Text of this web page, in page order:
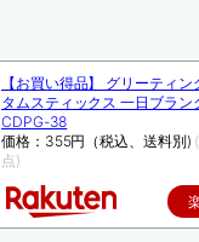
【お買い得品】 グリーティ
タムスティックス 一日ブラン
CDPG-38
価格：355円（税込、送料別)
点)